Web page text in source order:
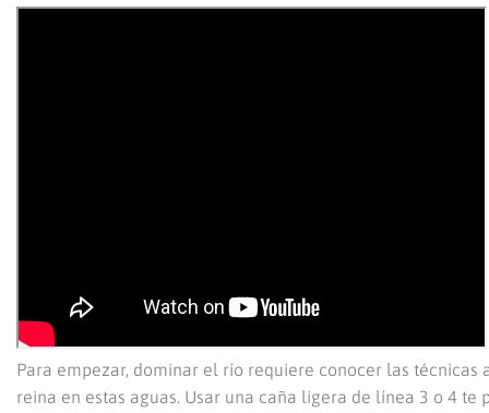
Para empezar, dominar el río requiere conocer las
reina en estas aguas. Usar una caña ligera de línea 3 o 4